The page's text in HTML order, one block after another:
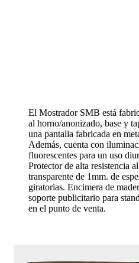
El Mostrador SMB está
al horno/anonizado, base y
una pantalla fabricada en
Además, cuenta con
fluorescentes para un uso
Protector de alta resistencia
transparente de 1mm. de
giratorias. Encimera de
soporte publicitario para
en el punto de venta.